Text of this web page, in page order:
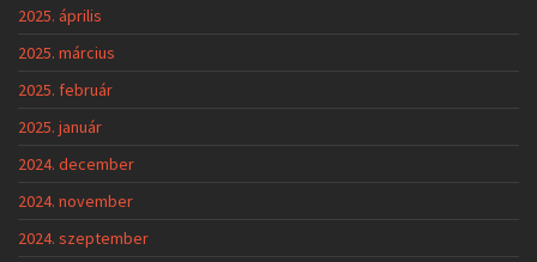
2025. április
2025. március
2025. február
2025. január
2024. december
2024. november
2024. szeptember